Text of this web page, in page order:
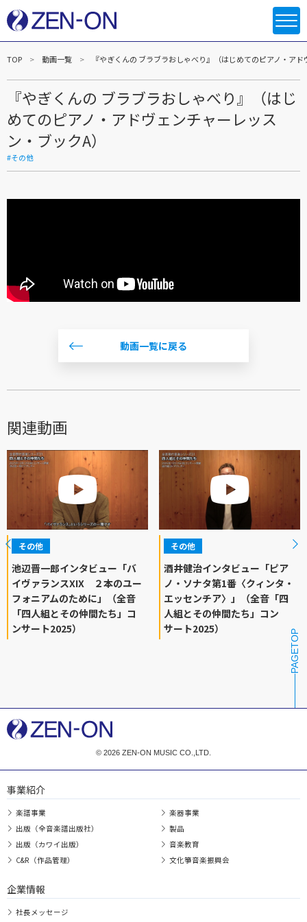
TOP 動画一覧 『やぎくんの ブラブラおしゃべり』（はじめてのピアノ・ア
『やぎくんの ブラブラおしゃべり』（はじ
めてのピアノ・アドヴェンチャーレッス
ン・ブックA）
#その他
動画一覧に戻る
関連動画
その他
池辺晋一郎インタビュー「バ
イヴァランスXIX ２本のユー
フォニアムのために」（全音
「四人組とその仲間たち」コ
ンサート2025）
その他
酒井健治インタビュー「ピア
ノ・ソナタ第1番〈クィンタ・
エッセンチア〉」（全音「四
人組とその仲間たち」コン
サート2025）
PAGETOP
© 2026 ZEN-ON MUSIC CO.,LTD.
事業紹介
楽譜事業
出版（全音楽譜出版社）
出版（カワイ出版）
C&R（作品管理）
楽器事業
製品
音楽教育
文化箏音楽振興会
企業情報
社長メッセージ